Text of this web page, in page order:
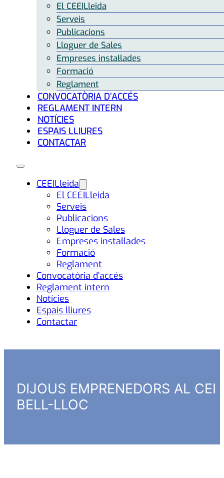
El CEEILleida
Serveis
Publicacions
Lloguer de Sales
Empreses instal·lades
Formació
Reglament
CONVOCATÒRIA D’ACCÉS
REGLAMENT INTERN
NOTÍCIES
ESPAIS LLIURES
CONTACTAR
CEEILleida
El CEEILleida
Serveis
Publicacions
Lloguer de Sales
Empreses instal·lades
Formació
Reglament
Convocatòria d’accés
Reglament intern
Notícies
Espais lliures
Contactar
DIJOUS EMPRENEDORS AL CEI
BELL-LLOC